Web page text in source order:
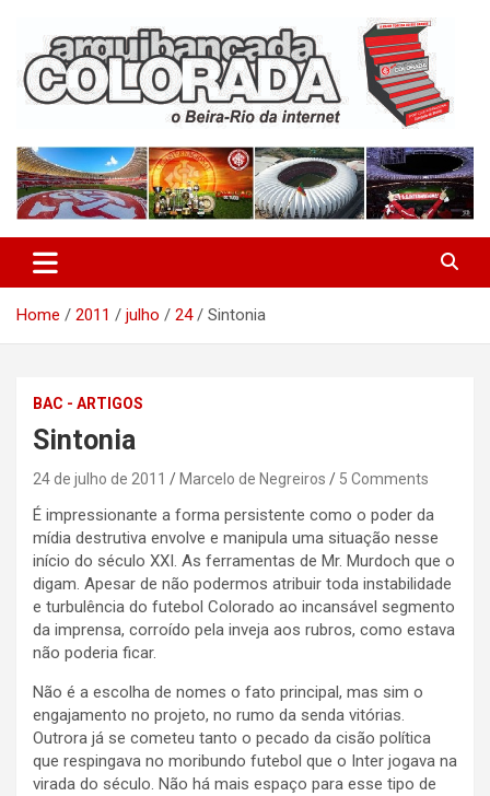
content
Arquibancada Colorada
Home 2011 julho 24 Sintonia
BAC - ARTIGOS
Sintonia
24 de julho de 2011 Marcelo de Negreiros 5 Comments
É impressionante a forma persistente como o poder da
mídia destrutiva envolve e manipula uma situação nesse
início do século XXI. As ferramentas de Mr. Murdoch que o
digam. Apesar de não podermos atribuir toda instabilidade
e turbulência do futebol Colorado ao incansável segmento
da imprensa, corroído pela inveja aos rubros, como estava
não poderia ficar.
Não é a escolha de nomes o fato principal, mas sim o
engajamento no projeto, no rumo da senda vitórias.
Outrora já se cometeu tanto o pecado da cisão política
que respingava no moribundo futebol que o Inter jogava na
virada do século. Não há mais espaço para esse tipo de